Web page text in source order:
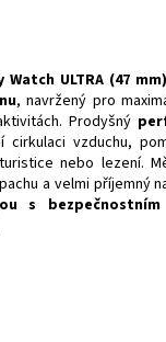
ULTRA (47 mm)
, navržený pro
Prodyšný
vzduchu,
nebo lezení.
a velmi příjemný
s